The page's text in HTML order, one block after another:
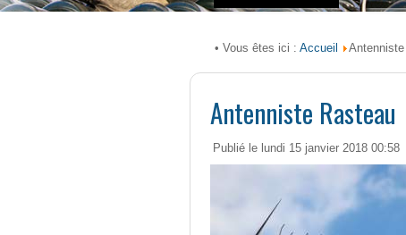
• Vous êtes ici : Accueil
Antenniste Rasteau
Publié le lundi 15 janvier 2018 00:58